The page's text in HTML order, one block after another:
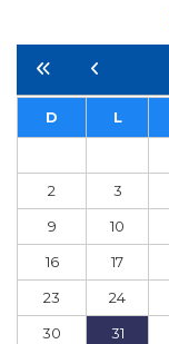
D L
2
3
9
10
16
17
23
24
30
31